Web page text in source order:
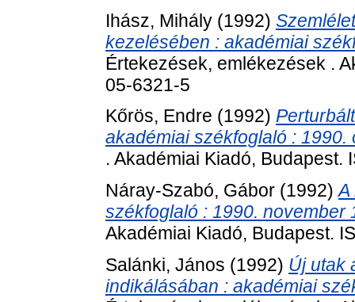
Ihász, Mihály (1992)
kezelésében : akadémiai
Értekezések, emlékezések .
05-6321-5
Kőrös, Endre (1992)
akadémiai székfoglaló : 1990.
. Akadémiai Kiadó, Budapest.
Náray-Szabó, Gábor (1992)A
székfoglaló : 1990. november
Akadémiai Kiadó, Budapest.
Salánki, János (1992) Új utak
indikálásában : akadémiai